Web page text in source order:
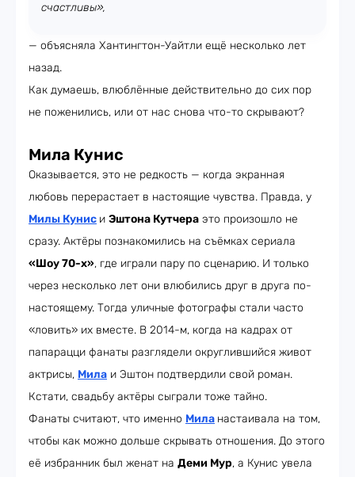
счастливы»,
— объясняла Хантингтон-Уайтли ещё несколько лет
назад.
Как думаешь, влюблённые действительно до сих пор
не поженились, или от нас снова что-то скрывают?
Мила Кунис
Оказывается, это не редкость — когда экранная
любовь перерастает в настоящие чувства. Правда, у
Милы Кунис и Эштона Кутчера это произошло не
сразу. Актёры познакомились на съёмках сериала
«Шоу 70-х», где играли пару по сценарию. И только
через несколько лет они влюбились друг в друга по-
настоящему. Тогда уличные фотографы стали часто
«ловить» их вместе. В 2014-м, когда на кадрах от
папарацци фанаты разглядели округлившийся живот
актрисы, Мила и Эштон подтвердили свой роман.
Кстати, свадьбу актёры сыграли тоже тайно.
Фанаты считают, что именно Мила настаивала на том,
чтобы как можно дольше скрывать отношения. До этого
её избранник был женат на Деми Мур, а Кунис увела